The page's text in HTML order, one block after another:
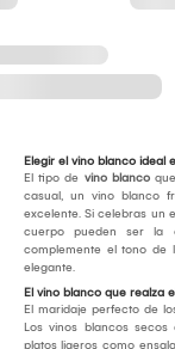
Elegir el vino blanco ideal
El tipo de vino blancoque
casual, un vino blanco
excelente. Si celebras un
cuerpo pueden ser la
complemente el tono de
elegante.
El vino blanco que realza
El maridaje perfecto de
Los vinos blancos
platos ligeros como